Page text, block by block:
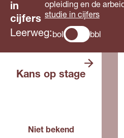
in
cijfers
opleiding en de
studie in cijfers
Leerweg: bol bbl
Kans op stage
Niet bekend
in de bol niet van
Voor deze opleiding, in dit
jaar